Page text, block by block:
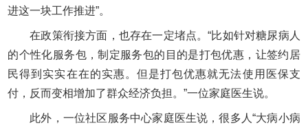
进这一块工作推进”。
在政策衔接方面，也存在一定堵点。“比如针对糖尿病人
的个性化服务包，制定服务包的目的是打包优惠，让签约居
民得到实实在在的实惠。但是打包优惠就无法使用医保支
付，反而变相增加了群众经济负担。”一位家庭医生说。
此外，一位社区服务中心家庭医生说，很多人“大病小病